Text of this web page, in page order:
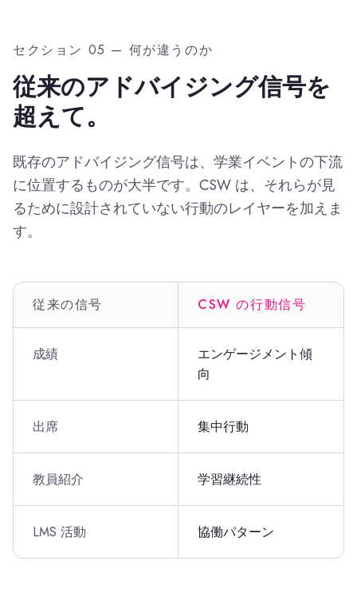
セクション 05 — 何が違うのか
従来のアドバイジング信号を
超えて。
既存のアドバイジング信号は、学業イベントの下流
に位置するものが大半です。CSW は、それらが見
るために設計されていない行動のレイヤーを加えま
す。
従来の信号 CSW の行動信号
成績
エンゲージメント傾
向
出席 集中行動
教員紹介 学習継続性
LMS 活動 協働パターン